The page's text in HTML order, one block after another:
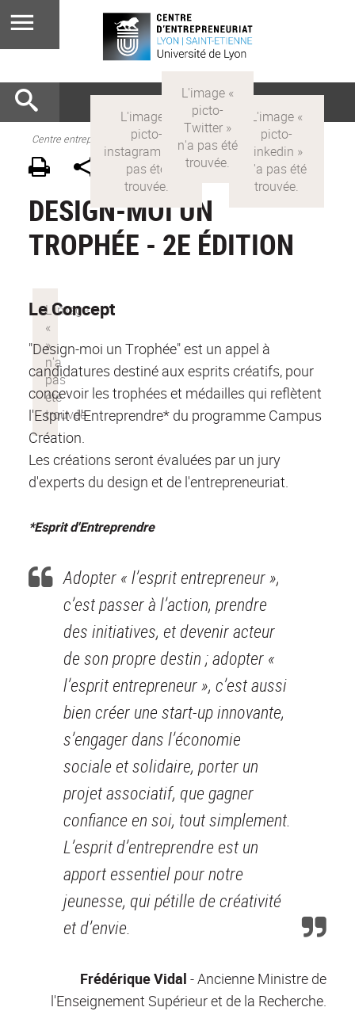
Centre entrepreneuriat
DESIGN-MOI UN
TROPHÉE - 2E ÉDITION
Le Concept
"Design-moi un Trophée" est un appel à
candidatures destiné aux esprits créatifs, pour
concevoir les trophées et médailles qui reflètent
l'Esprit d'Entreprendre* du programme Campus
Création.
Les créations seront évaluées par un jury
d'experts du design et de l'entrepreneuriat.
*Esprit d'Entreprendre
Adopter « l’esprit entrepreneur »,
c’est passer à l’action, prendre
des initiatives, et devenir acteur
de son propre destin ; adopter «
l’esprit entrepreneur », c’est aussi
bien créer une start-up innovante,
s’engager dans l’économie
sociale et solidaire, porter un
projet associatif, que gagner
confiance en soi, tout simplement.
L’esprit d’entreprendre est un
apport essentiel pour notre
jeunesse, qui pétille de créativité
et d’envie.
Frédérique Vidal - Ancienne Ministre de
l'Enseignement Supérieur et de la Recherche.